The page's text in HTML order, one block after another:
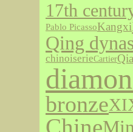
17th
Pablo PicassoKangxi
Qing
chinoiserieCartier
bronze